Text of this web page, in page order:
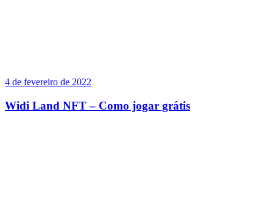
4 de fevereiro de 2022
Widi Land NFT – Como jogar grátis